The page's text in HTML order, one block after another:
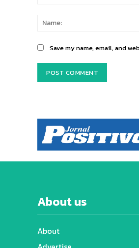
Save my name, email, and
About us
About